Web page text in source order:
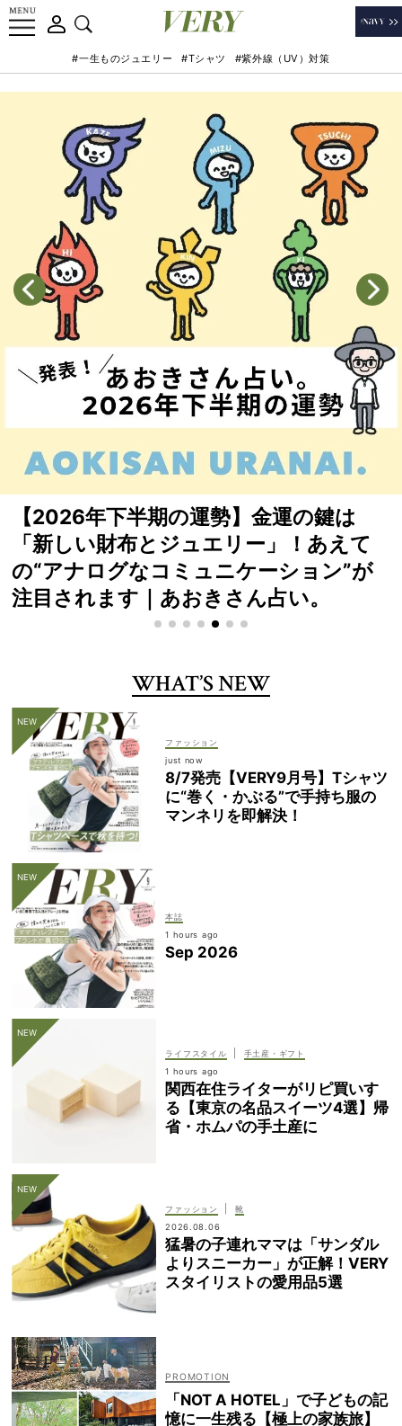
#一生ものジュエリー #Tシャツ #紫外線（UV）対策
待望の受注再開！「VERY×yoriトート」
は裏表使える“縦型”が人気【徹底解説】
WHAT’S NEW
ファッション
just now
8/7発売【VERY9月号】Tシャツ
に“巻く・かぶる”で手持ち服の
マンネリを即解決！
本誌
1 hours ago
Sep 2026
ライフスタイル
手土産・ギフト
1 hours ago
関西在住ライターがリピ買いす
る【東京の名品スイーツ4選】帰
省・ホムパの手土産に
ファッション
靴
2026.08.06
猛暑の子連れママは「サンダル
よりスニーカー」が正解！VERY
スタイリストの愛用品5選
「NOT A HOTEL」で子どもの記
憶に一生残る【極上の家族旅】